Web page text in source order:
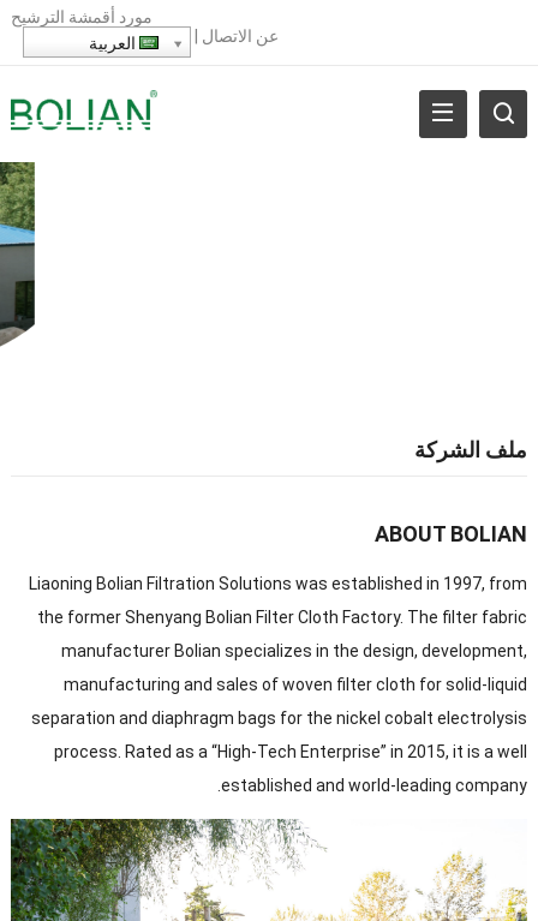
مورد أقمشة الترشيح
عن الاتصال العربية
ملف الشركة
ABOUT BOLIAN
Liaoning Bolian Filtration Solutions was established in 1997, from
the former Shenyang Bolian Filter Cloth Factory. The filter fabric
manufacturer Bolian specializes in the design,development,
manufacturing and sales of woven filter cloth for solid-liquid
separation and diaphragm bags for the nickel cobalt electrolysis
process .Rated as a “High-Tech Enterprise” in 2015,it is a well
established and world-leading company
.